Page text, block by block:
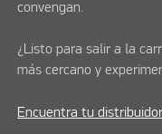
convengan.
¿Listo para salir a la
más cercano y
Encuentra tu